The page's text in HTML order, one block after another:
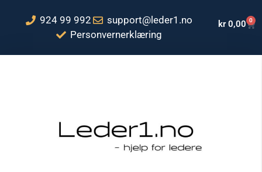
924 99 992
support@leder1.no
Personvernerklæring
kr0,00 0